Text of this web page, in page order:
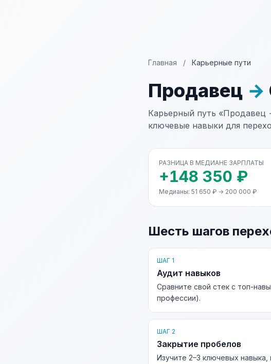
Главная / Карьерные пути
Продавец →
Карьерный путь «Продавец
ключевые навыки для
РАЗНИЦА В МЕДИАНЕ ЗАРПЛАТЫ
+148 350 ₽
Медианы: 51 650 ₽ → 200 000 ₽
Шесть шагов
ШАГ 1
Аудит навыков
Сравните свой стек с топ-
профессии).
ШАГ 2
Закрытие пробелов
Изучите 2–3 ключевых